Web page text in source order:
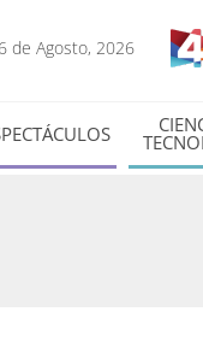
06 de Agosto, 2026